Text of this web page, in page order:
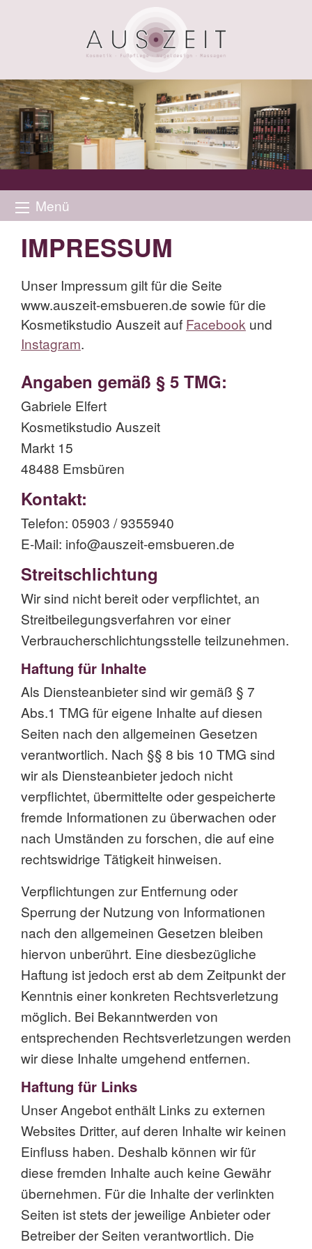
Menü
IMPRESSUM
Unser Impressum gilt für die Seite
www.auszeit-emsbueren.de sowie für die
Kosmetikstudio Auszeit auf Facebook und
Instagram.
Angaben gemäß § 5 TMG:
Gabriele Elfert
Kosmetikstudio Auszeit
Markt 15
48488 Emsbüren
Kontakt:
Telefon: 05903 / 9355940
E-Mail: info@auszeit-emsbueren.de
Streitschlichtung
Wir sind nicht bereit oder verpflichtet, an
Streitbeilegungsverfahren vor einer
Verbraucherschlichtungsstelle teilzunehmen.
Haftung für Inhalte
Als Diensteanbieter sind wir gemäß § 7
Abs.1 TMG für eigene Inhalte auf diesen
Seiten nach den allgemeinen Gesetzen
verantwortlich. Nach §§ 8 bis 10 TMG sind
wir als Diensteanbieter jedoch nicht
verpflichtet, übermittelte oder gespeicherte
fremde Informationen zu überwachen oder
nach Umständen zu forschen, die auf eine
rechtswidrige Tätigkeit hinweisen.
Verpflichtungen zur Entfernung oder
Sperrung der Nutzung von Informationen
nach den allgemeinen Gesetzen bleiben
hiervon unberührt. Eine diesbezügliche
Haftung ist jedoch erst ab dem Zeitpunkt der
Kenntnis einer konkreten Rechtsverletzung
möglich. Bei Bekanntwerden von
entsprechenden Rechtsverletzungen werden
wir diese Inhalte umgehend entfernen.
Haftung für Links
Unser Angebot enthält Links zu externen
Websites Dritter, auf deren Inhalte wir keinen
Einfluss haben. Deshalb können wir für
diese fremden Inhalte auch keine Gewähr
übernehmen. Für die Inhalte der verlinkten
Seiten ist stets der jeweilige Anbieter oder
Betreiber der Seiten verantwortlich. Die